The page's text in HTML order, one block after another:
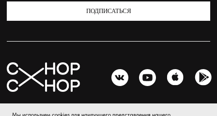
Мы используем cookies для наилучшего представления нашего